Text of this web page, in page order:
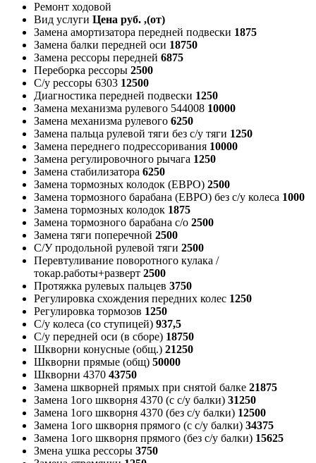
Ремонт ходовой
Вид услуги Цена руб. ,(от)
Замена амортизатора передней подвески 1875
Замена балки передней оси 18750
Замена рессоры передней 6875
Переборка рессоры 2500
С/у рессоры 6303 12500
Диагностика передней подвески 1250
Замена механизма рулевого 544008 10000
Замена механизма рулевого 6250
Замена пальца рулевой тяги без с/у тяги 1250
Замена переднего подрессоривания 10000
Замена регулировочного рычага 1250
Замена стабилизатора 6250
Замена тормозных колодок (ЕВРО) 2500
Замена тормозного барабана (ЕВРО) без с/у колеса 1000
Замена тормозных колодок 1875
Замена тормозного барабана с/о 2500
Замена тяги поперечной 2500
С/У продольной рулевой тяги 2500
Перевтуливание поворотного кулака /
токар.работы+разверт 2500
Протяжка рулевых пальцев 3750
Регулировка схождения передних колес 1250
Регулировка тормозов 1250
С/у колеса (со ступицей) 937,5
С/у передней оси (в сборе) 18750
Шкворни конусные (общ.) 21250
Шкворни прямые (общ) 50000
Шкворни 4370 43750
Замена шкворней прямых при снятой балке 21875
Замена 1ого шкворня 4370 (с с/у балки) 31250
Замена 1ого шкворня 4370 (без с/у балки) 12500
Замена 1ого шкворня прямого (с с/у балки) 34375
Замена 1ого шкворня прямого (без с/у балки) 15625
Змена ушка рессоры 3750